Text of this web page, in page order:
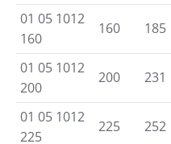
01 05 1012
160
160 185
01 05 1012
200
200 231
01 05 1012
225
225 252